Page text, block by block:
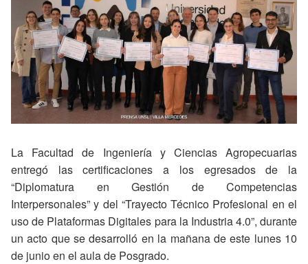
La Facultad de Ingeniería y Ciencias Agropecuarias
entregó las certificaciones a los egresados de la
“Diplomatura en Gestión de Competencias
Interpersonales” y del “Trayecto Técnico Profesional en el
uso de Plataformas Digitales para la Industria 4.0”, durante
un acto que se desarrolló en la mañana de este lunes 10
de junio en el aula de Posgrado.